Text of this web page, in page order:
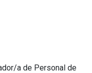
a de Personal de